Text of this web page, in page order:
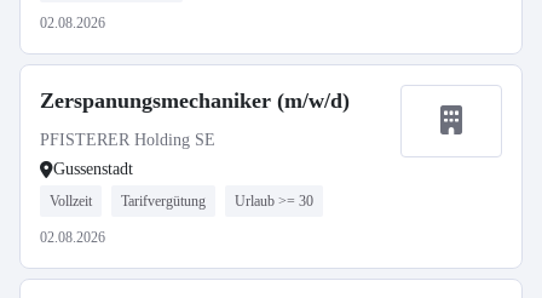
02.08.2026
Zerspanungsmechaniker (m/w/d)
PFISTERER Holding SE
Gussenstadt
Vollzeit Tarifvergütung Urlaub >= 30
02.08.2026